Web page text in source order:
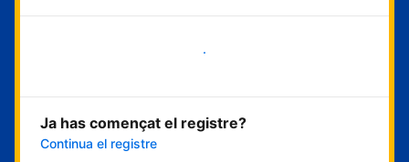
Comença ara
Ja has començat el registre?
Continua el registre